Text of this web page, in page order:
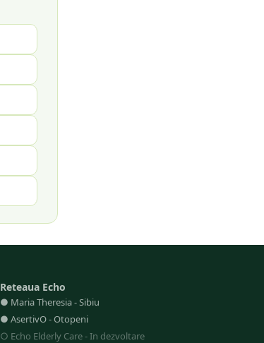
Reteaua Echo
● Maria Theresia-Sibiu
● AsertivO-Otopeni
○ Echo Elderly Care-In dezvoltare